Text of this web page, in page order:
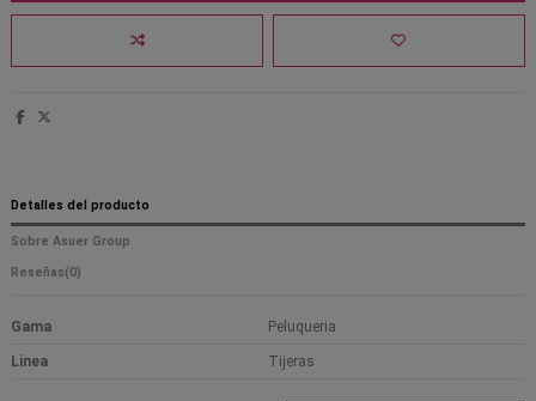
Detalles del producto
Sobre Asuer Group
Reseñas(0)
Gama Peluqueria
Linea Tijeras